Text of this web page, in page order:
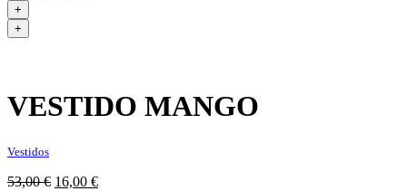
+
+
VESTIDO MANGO
Vestidos
53,00€ El
16,00 €El